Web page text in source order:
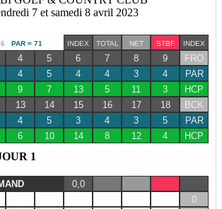
7 et samedi 8 avril 2023
PAR = 71 INDEX TOTAL NET STBF INDEX
4 5 6 7 8 9
FRO
4 5 4 4 3 4
PAR
9 7 13 5 11 3
HCP
13 14 15 16 17 18
BCK
4 5 3 4 3 5
PAR
6 10 14 8 12 4 HCP
1
0,0
0